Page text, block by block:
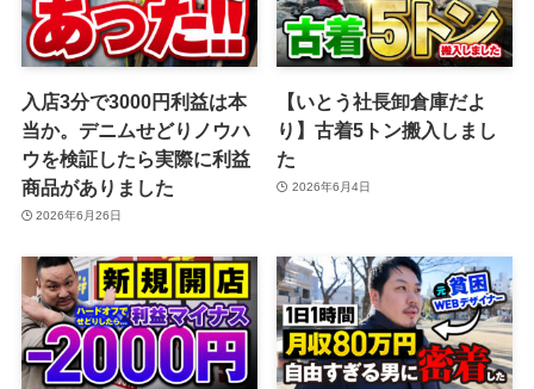
入店3分で3000円利益は本
当か。デニムせどりノウハ
ウを検証したら実際に利益
商品がありました
2026年6月26日
【いとう社長卸倉庫だよ
り】古着5トン搬入しまし
た
2026年6月4日